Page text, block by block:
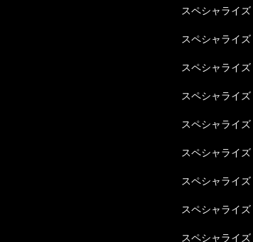
スペシャライ
スペシャライズ
スペシャライ
スペシャライズ
スペシャライ
スペシャライズ
スペシャライズ
スペシャライズ
スペシャライズ